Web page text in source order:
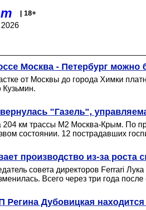
| 18+
2026
Москва - Петербург можно
от Москвы до города Химки
"Газель",
км трассы М2 Москва-Крым. По
состоянии. 12 пострадавших
производство из-за роста
совета директоров Ferrari
Всего через три года
Регина Дубовицкая